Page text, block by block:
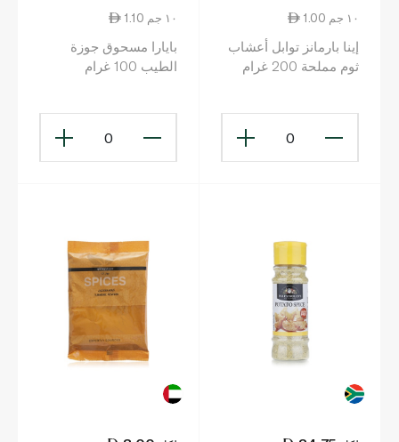
1.00 ١٠ جم
إينا بارمانز توابل أعشاب
ثوم مملحة 200 غرام
0
1.10 ١٠ جم
بايارا مسحوق جوزة
الطيب 100 غرام
0